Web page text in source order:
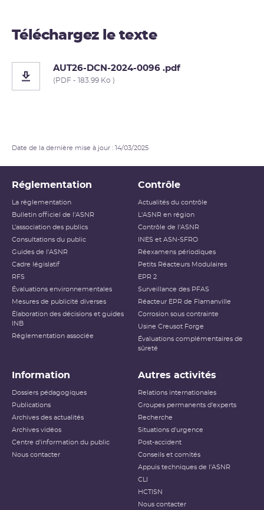
Téléchargez le texte
AUT26-DCN-2024-0096 .pdf
(PDF - 183.99 Ko )
Date de la dernière mise à jour : 14/03/2025
Réglementation
La réglementation
Bulletin officiel de l'ASNR
L’association des publics
Consultations du public
Guides de l'ASNR
Cadre législatif
RFS
Évaluations environnementales
Mesures de publicité diverses
Élaboration des décisions et guides
INB
Réglementation associée
Contrôle
Actualités du contrôle
L'ASNR en région
Contrôle de l'ASNR
INES et ASN-SFRO
Réexamens périodiques
Petits Réacteurs Modulaires
EPR 2
Surveillance des PFAS
Réacteur EPR de Flamanville
Corrosion sous contrainte
Usine Creusot Forge
Évaluations complémentaires de
sûreté
Information
Dossiers pédagogiques
Publications
Archives des actualités
Archives vidéos
Centre d'information du public
Nous contacter
Autres activités
Relations internationales
Groupes permanents d'experts
Recherche
Situations d'urgence
Post-accident
Conseils et comités
Appuis techniques de l'ASNR
CLI
HCTISN
Nous contacter